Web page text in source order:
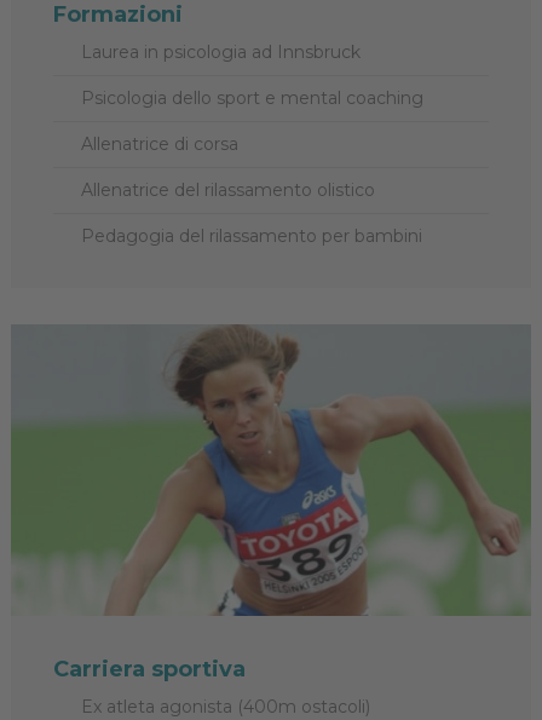
Formazioni
Laurea in psicologia ad Innsbruck
Psicologia dello sport e mental coaching
Allenatrice di corsa
Allenatrice del rilassamento olistico
Pedagogia del rilassamento per bambini
Carriera sportiva
Ex atleta agonista (400m ostacoli)